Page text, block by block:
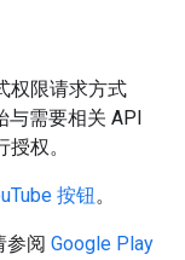
权限请求方式
与需要相关 API
权。
按钮。
参阅 Google Play